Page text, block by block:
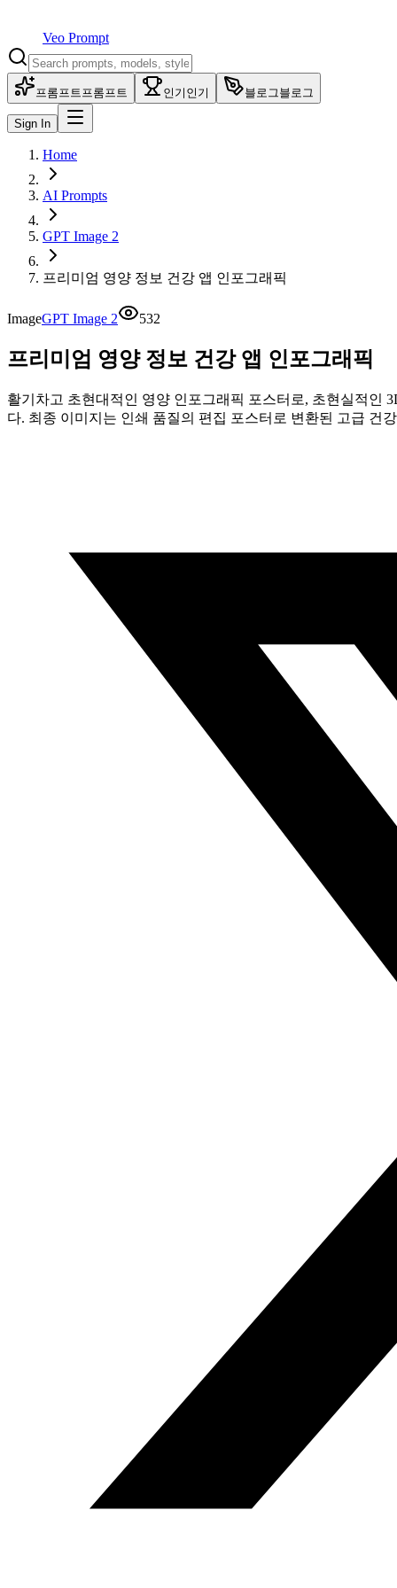
Veo Prompt
프롬프트프롬프트 인기 인기 블로그블로그
Sign In
Home
AI Prompts
GPT Image 2
프리미엄 영양 정보 건강 앱 인포그래픽
ImageGPT Image 2 532
프리미엄 영양 정보 건강 앱 인포그래픽
활기차고 초현대적인 영양 인포그래픽 포스터로, 초현실적인
다. 최종 이미지는 인쇄 품질의 편집 포스터로 변환된 고급 건